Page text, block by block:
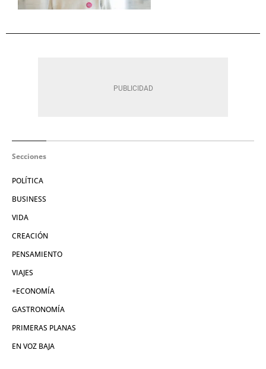
Secciones
POLÍTICA
BUSINESS
VIDA
CREACIÓN
PENSAMIENTO
VIAJES
+ECONOMÍA
GASTRONOMÍA
PRIMERAS PLANAS
EN VOZ BAJA